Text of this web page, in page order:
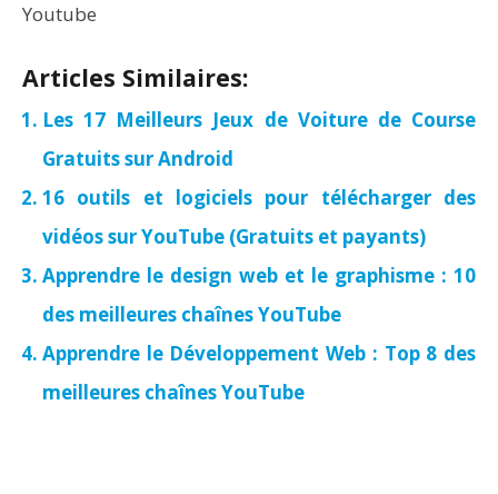
Youtube
Articles Similaires:
Les 17 Meilleurs Jeux de Voiture de Course
Gratuits sur Android
16 outils et logiciels pour télécharger des
vidéos sur YouTube (Gratuits et payants)
Apprendre le design web et le graphisme : 10
des meilleures chaînes YouTube
Apprendre le Développement Web : Top 8 des
meilleures chaînes YouTube